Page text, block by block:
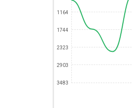
1164
1744
2323
2903
3483